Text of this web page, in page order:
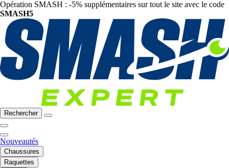
Opération SMASH : -5% supplémentaires sur tout le site avec le code
SMASH5
Rechercher
Nouveautés
Chaussures
Raquettes